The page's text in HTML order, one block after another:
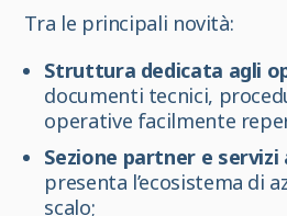
Tra le principali novità:
Struttura dedicata agli
documenti tecnici,
operative facilmente
Sezione partner e
presenta l’ecosistema di
scalo;